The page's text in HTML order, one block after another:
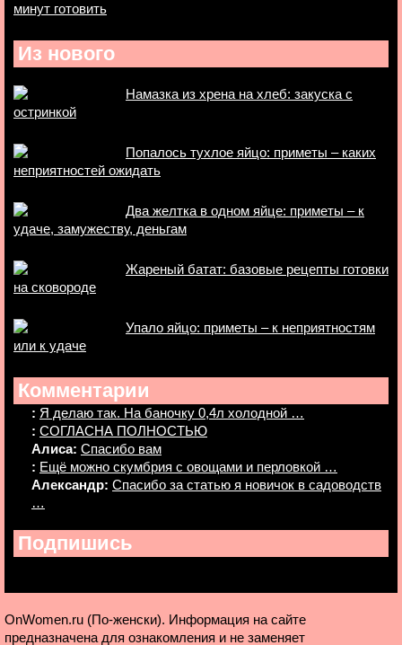
минут готовить
Из нового
Намазка из хрена на хлеб: закуска с
остринкой
Попалось тухлое яйцо: приметы – каких
неприятностей ожидать
Два желтка в одном яйце: приметы – к
удаче, замужеству, деньгам
Жареный батат: базовые рецепты готовки
на сковороде
Упало яйцо: приметы – к неприятностям
или к удаче
Комментарии
: Я делаю так. На баночку 0,4л холодной …
: СОГЛАСНА ПОЛНОСТЬЮ
Алиса: Спасибо вам
: Ещё можно скумбрия с овощами и перловкой …
Александр: Спасибо за статью я новичок в садоводств
…
Подпишись
OnWomen.ru (По-женски). Информация на сайте
предназначена для ознакомления и не заменяет